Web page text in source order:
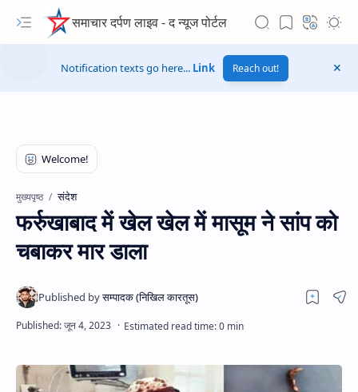
समाचार दर्पण लाइव - द न्यूज पोर्टल
Hidden Menu
Notification texts go here... Link Reach out!
मुख्यपृष्ठ संदेश
फर्रुखाबाद में खेल खेल में मासूम ने सांप को
चबाकर मार डाला